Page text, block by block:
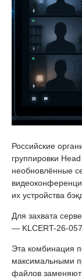
Российские
группировки
необновлённые
их устройства
Для захвата
— KLCERT-26-
Эта комбинация
максимальными
файлов